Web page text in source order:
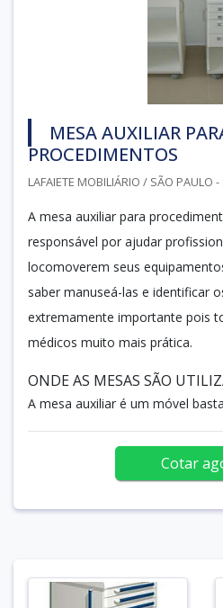
MESA AUXILIAR
PROCEDIMENTOS
LAFAIETE MOBILIÁRIO / SÃO PAULO -
A mesa auxiliar para
responsável por ajudar
locomoverem seus
saber manuseá-las e identificar
extremamente importante pois
médicos muito mais prática.
ONDE AS MESAS SÃO
A mesa auxiliar é um móvel
Cotar